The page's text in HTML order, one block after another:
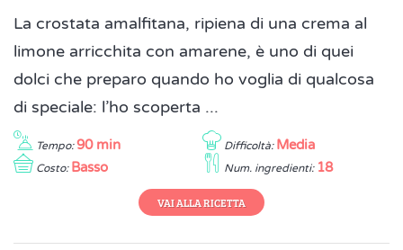
La crostata amalfitana, ripiena di una crema al
limone arricchita con amarene, è uno di quei
dolci che preparo quando ho voglia di qualcosa
di speciale: l’ho scoperta ...
Tempo: 90 min Difficoltà: Media
Costo: Basso Num. ingredienti: 18
VAI ALLA RICETTA